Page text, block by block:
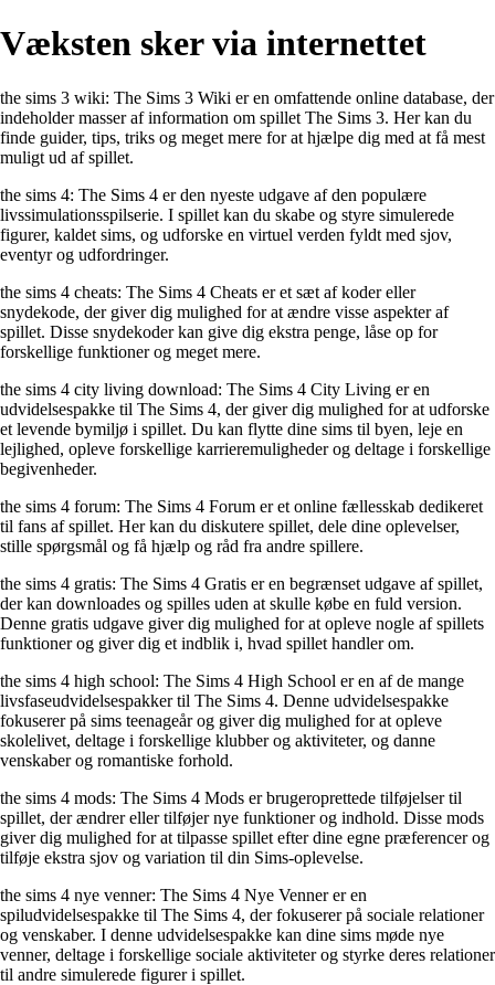
Væksten sker via internettet
the sims 3 wiki: The Sims 3 Wiki er en omfattende online database, der
indeholder masser af information om spillet The Sims 3. Her kan du
finde guider, tips, triks og meget mere for at hjælpe dig med at få mest
muligt ud af spillet.
the sims 4: The Sims 4 er den nyeste udgave af den populære
livssimulationsspilserie. I spillet kan du skabe og styre simulerede
figurer, kaldet sims, og udforske en virtuel verden fyldt med sjov,
eventyr og udfordringer.
the sims 4 cheats: The Sims 4 Cheats er et sæt af koder eller
snydekode, der giver dig mulighed for at ændre visse aspekter af
spillet. Disse snydekoder kan give dig ekstra penge, låse op for
forskellige funktioner og meget mere.
the sims 4 city living download: The Sims 4 City Living er en
udvidelsespakke til The Sims 4, der giver dig mulighed for at udforske
et levende bymiljø i spillet. Du kan flytte dine sims til byen, leje en
lejlighed, opleve forskellige karrieremuligheder og deltage i forskellige
begivenheder.
the sims 4 forum: The Sims 4 Forum er et online fællesskab dedikeret
til fans af spillet. Her kan du diskutere spillet, dele dine oplevelser,
stille spørgsmål og få hjælp og råd fra andre spillere.
the sims 4 gratis: The Sims 4 Gratis er en begrænset udgave af spillet,
der kan downloades og spilles uden at skulle købe en fuld version.
Denne gratis udgave giver dig mulighed for at opleve nogle af spillets
funktioner og giver dig et indblik i, hvad spillet handler om.
the sims 4 high school: The Sims 4 High School er en af de mange
livsfaseudvidelsespakker til The Sims 4. Denne udvidelsespakke
fokuserer på sims teenageår og giver dig mulighed for at opleve
skolelivet, deltage i forskellige klubber og aktiviteter, og danne
venskaber og romantiske forhold.
the sims 4 mods: The Sims 4 Mods er brugeroprettede tilføjelser til
spillet, der ændrer eller tilføjer nye funktioner og indhold. Disse mods
giver dig mulighed for at tilpasse spillet efter dine egne præferencer og
tilføje ekstra sjov og variation til din Sims-oplevelse.
the sims 4 nye venner: The Sims 4 Nye Venner er en
spiludvidelsespakke til The Sims 4, der fokuserer på sociale relationer
og venskaber. I denne udvidelsespakke kan dine sims møde nye
venner, deltage i forskellige sociale aktiviteter og styrke deres relationer
til andre simulerede figurer i spillet.